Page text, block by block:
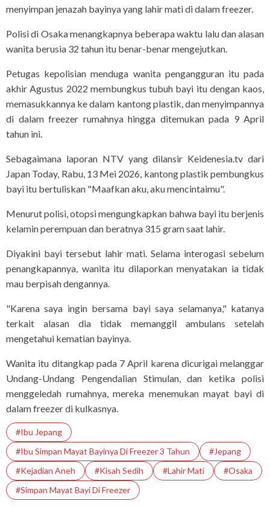
menyimpan jenazah bayinya yang lahir mati di dalam freezer.
Polisi di Osaka menangkapnya beberapa waktu lalu dan alasan
wanita berusia 32 tahun itu benar-benar mengejutkan.
Petugas kepolisian menduga wanita pengangguran itu pada
akhir Agustus 2022 membungkus tubuh bayi itu dengan kaos,
memasukkannya ke dalam kantong plastik, dan menyimpannya
di dalam freezer rumahnya hingga ditemukan pada 9 April
tahun ini.
Sebagaimana laporan NTV yang dilansir Keidenesia.tv dari
Japan Today, Rabu, 13 Mei 2026, kantong plastik pembungkus
bayi itu bertuliskan "Maafkan aku, aku mencintaimu".
Menurut polisi, otopsi mengungkapkan bahwa bayi itu berjenis
kelamin perempuan dan beratnya 315 gram saat lahir.
Diyakini bayi tersebut lahir mati. Selama interogasi sebelum
penangkapannya, wanita itu dilaporkan menyatakan ia tidak
mau berpisah dengannya.
"Karena saya ingin bersama bayi saya selamanya," katanya
terkait alasan dia tidak memanggil ambulans setelah
mengetahui kematian bayinya.
Wanita itu ditangkap pada 7 April karena dicurigai melanggar
Undang-Undang Pengendalian Stimulan, dan ketika polisi
menggeledah rumahnya, mereka menemukan mayat bayi di
dalam freezer di kulkasnya.
#Ibu Jepang
#Ibu Simpan Mayat Bayinya Di Freezer 3 Tahun
#Jepang
#Kejadian Aneh
#Kisah Sedih #Lahir Mati
#Osaka
#Simpan Mayat Bayi Di Freezer